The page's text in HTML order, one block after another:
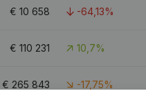
€ 10 658 -64,13%
€ 110 231 10,7%
€ 265 843 -17,75%